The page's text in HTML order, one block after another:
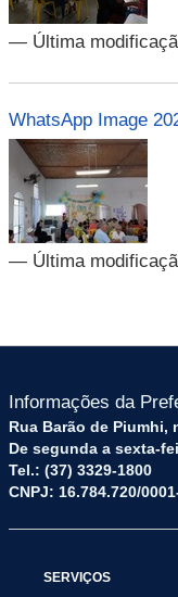
— Última
WhatsApp Image
— Última
Informações da
Rua Barão de Piumhi,
De segunda a sexta-
Tel.: (37) 3329-1800
CNPJ: 16.784.720/
SERVIÇOS